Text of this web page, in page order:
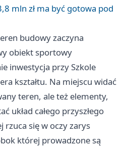
mln zł ma być gotowa pod
budowy zaczyna
obiekt sportowy
inwestycja przy Szkole
kształtu. Na miejscu widać
teren, ale też elementy,
układ całego przyszłego
rzuca się w oczy zarys
której prowadzone są